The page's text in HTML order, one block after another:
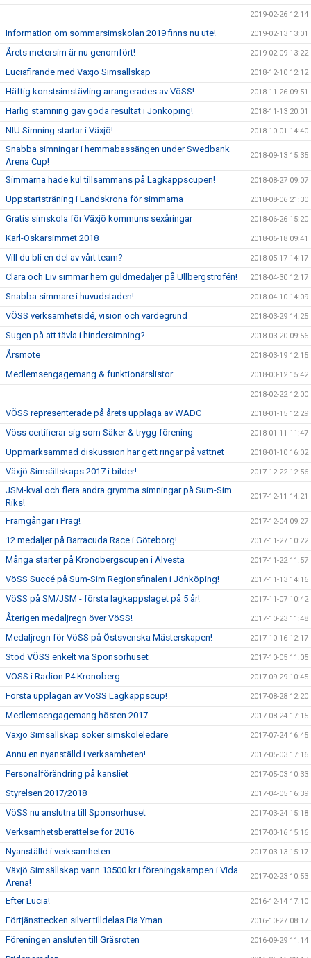
2019-02-26 12:14
Information om sommarsimskolan 2019 finns nu ute! 2019-02-13 13:01
Årets metersim är nu genomfört! 2019-02-09 13:22
Luciafirande med Växjö Simsällskap 2018-12-10 12:12
Häftig konstsimstävling arrangerades av VöSS! 2018-11-26 09:51
Härlig stämning gav goda resultat i Jönköping! 2018-11-13 20:01
NIU Simning startar i Växjö! 2018-10-01 14:40
Snabba simningar i hemmabassängen under Swedbank
Arena Cup!
2018-09-13 15:35
Simmarna hade kul tillsammans på Lagkappscupen! 2018-08-27 09:07
Uppstartsträning i Landskrona för simmarna 2018-08-06 21:30
Gratis simskola för Växjö kommuns sexåringar 2018-06-26 15:20
Karl-Oskarsimmet 2018 2018-06-18 09:41
Vill du bli en del av vårt team? 2018-05-17 14:17
Clara och Liv simmar hem guldmedaljer på Ullbergstrofén! 2018-04-30 12:17
Snabba simmare i huvudstaden! 2018-04-10 14:09
VÖSS verksamhetsidé, vision och värdegrund 2018-03-29 14:25
Sugen på att tävla i hindersimning? 2018-03-20 09:56
Årsmöte 2018-03-19 12:15
Medlemsengagemang & funktionärslistor 2018-03-12 15:42
2018-02-22 12:00
VÖSS representerade på årets upplaga av WADC 2018-01-15 12:29
Vöss certifierar sig som Säker & trygg förening 2018-01-11 11:47
Uppmärksammad diskussion har gett ringar på vattnet 2018-01-10 16:02
Växjö Simsällskaps 2017 i bilder! 2017-12-22 12:56
JSM-kval och flera andra grymma simningar på Sum-Sim
Riks!
2017-12-11 14:21
Framgångar i Prag! 2017-12-04 09:27
12 medaljer på Barracuda Race i Göteborg! 2017-11-27 10:22
Många starter på Kronobergscupen i Alvesta 2017-11-22 11:57
VöSS Succé på Sum-Sim Regionsfinalen i Jönköping! 2017-11-13 14:16
VöSS på SM/JSM - första lagkappslaget på 5 år! 2017-11-07 10:42
Återigen medaljregn över VöSS! 2017-10-23 11:48
Medaljregn för VöSS på Östsvenska Mästerskapen! 2017-10-16 12:17
Stöd VÖSS enkelt via Sponsorhuset 2017-10-05 11:05
VÖSS i Radion P4 Kronoberg 2017-09-29 10:45
Första upplagan av VöSS Lagkappscup! 2017-08-28 12:20
Medlemsengagemang hösten 2017 2017-08-24 17:15
Växjö Simsällskap söker simskoleledare 2017-07-24 16:45
Ännu en nyanställd i verksamheten! 2017-05-03 17:16
Personalförändring på kansliet 2017-05-03 10:33
Styrelsen 2017/2018 2017-04-05 16:39
VöSS nu anslutna till Sponsorhuset 2017-03-24 15:18
Verksamhetsberättelse för 2016 2017-03-16 15:16
Nyanställd i verksamheten 2017-03-13 15:17
Växjö Simsällskap vann 13500 kr i föreningskampen i Vida
Arena!
2017-02-23 10:53
Efter Lucia! 2016-12-14 17:10
Förtjänsttecken silver tilldelas Pia Yman 2016-10-27 08:17
Föreningen ansluten till Gräsroten 2016-09-29 11:14